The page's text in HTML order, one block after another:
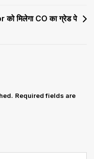
मिलेगा CO का ग्रेड पे
Required fields are